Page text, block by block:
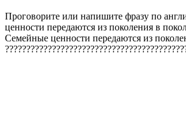
Проговорите или напишите фразу по
ценности передаются из поколения в
Семейные ценности передаются из
??????????????????????????????????????????